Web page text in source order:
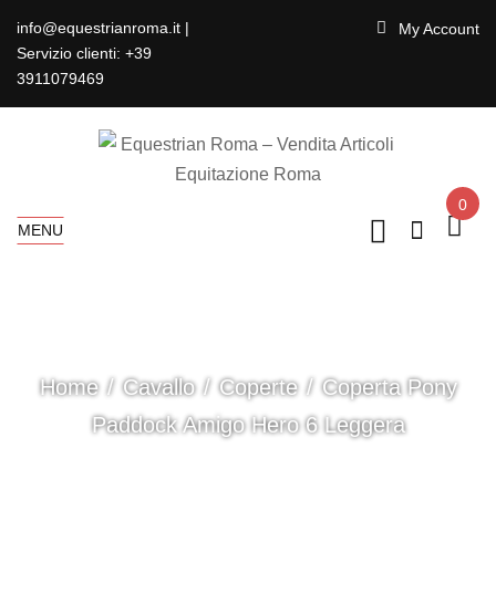
info@equestrianroma.it |
Servizio clienti: +39
3911079469
My Account
MENU
0
Home Cavallo Coperte
Coperta Pony
Paddock Amigo Hero 6 Leggera